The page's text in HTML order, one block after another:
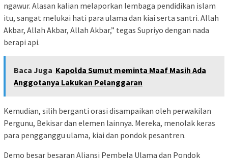
ngawur. Alasan kalian melaporkan lembaga pendidikan islam
itu, sangat melukai hati para ulama dan kiai serta santri. Allah
Akbar, Allah Akbar, Allah Akbar,” tegas Supriyo dengan nada
berapi api.
Baca Juga Kapolda Sumut meminta Maaf Masih Ada
Anggotanya Lakukan Pelanggaran
Kemudian, silih berganti orasi disampaikan oleh perwakilan
Pergunu, Bekisar dan elemen lainnya. Mereka, menolak keras
para pengganggu ulama, kiai dan pondok pesantren.
Demo besar besaran Aliansi Pembela Ulama dan Pondok